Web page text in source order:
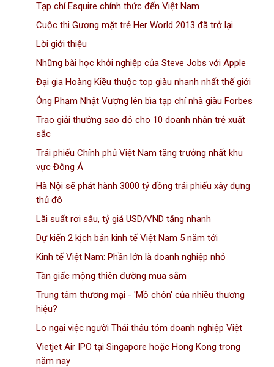
Tạp chí Esquire chính thức đến Việt Nam
Cuộc thi Gương mặt trẻ Her World 2013 đã trở lại
Lời giới thiệu
Những bài học khởi nghiệp của Steve Jobs với Apple
Đại gia Hoàng Kiều thuộc top giàu nhanh nhất thế giới
Ông Phạm Nhật Vượng lên bìa tạp chí nhà giàu Forbes
Trao giải thưởng sao đỏ cho 10 doanh nhân trẻ xuất
sắc
Trái phiếu Chính phủ Việt Nam tăng trưởng nhất khu
vực Đông Á
Hà Nội sẽ phát hành 3000 tỷ đồng trái phiếu xây dựng
thủ đô
Lãi suất rơi sâu, tỷ giá USD/VND tăng nhanh
Dự kiến 2 kịch bản kinh tế Việt Nam 5 năm tới
Kinh tế Việt Nam: Phần lớn là doanh nghiệp nhỏ
Tàn giấc mộng thiên đường mua sắm
Trung tâm thương mại - 'Mồ chôn' của nhiều thương
hiệu?
Lo ngại việc người Thái thâu tóm doanh nghiệp Việt
Vietjet Air IPO tại Singapore hoặc Hong Kong trong
năm nay